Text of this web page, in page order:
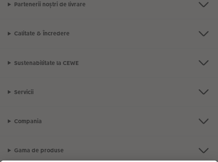
Partenerii noștri de livrare
Calitate & Încredere
Sustenabilitate la CEWE
Servicii
Compania
Gama de produse